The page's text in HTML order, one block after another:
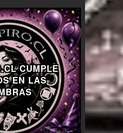
CUMPLE
EN LAS